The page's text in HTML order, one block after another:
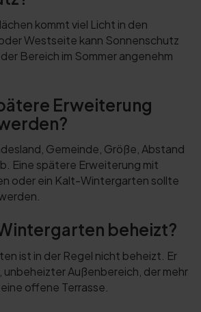
kommt viel Licht in den
Westseite kann Sonnenschutz
Bereich im Sommer angenehm
Erweiterung
Gemeinde, Größe, Abstand
Eine spätere Erweiterung mit
oder ein Kalt-Wintergarten sollte
beheizt?
ist in der Regel nicht beheizt. Er
Außenbereich, der mehr
offene Terrasse.